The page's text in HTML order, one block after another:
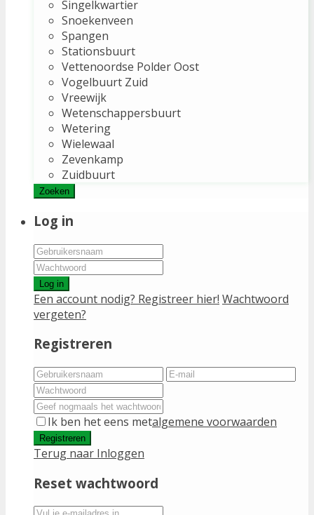
Singelkwartier
Snoekenveen
Spangen
Stationsbuurt
Vettenoordse Polder Oost
Vogelbuurt Zuid
Vreewijk
Wetenschappersbuurt
Wetering
Wielewaal
Zevenkamp
Zuidbuurt
Zoeken
Log in
Log in
Een account nodig? Registreer hier! Wachtwoord
vergeten?
Registreren
Ik ben het eens metalgemene voorwaarden
Registreren
Terug naar Inloggen
Reset wachtwoord